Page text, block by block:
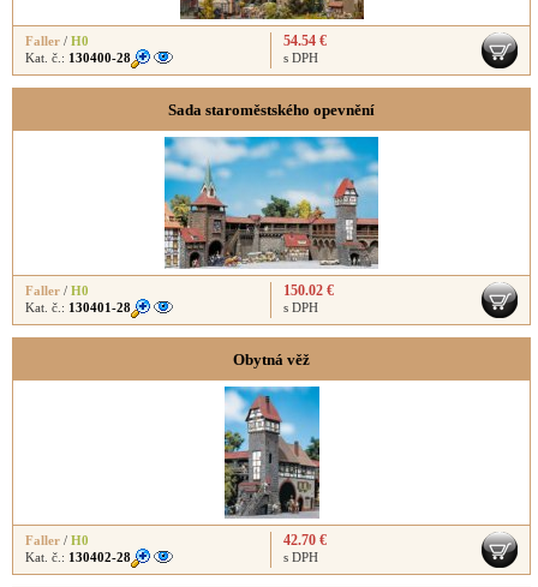
Faller / H0
Kat. č.: 130400-28
54.54 €
s DPH
Sada staroměstského opevnění
Faller / H0
Kat. č.: 130401-28
150.02 €
s DPH
Obytná věž
Faller / H0
Kat. č.: 130402-28
42.70 €
s DPH